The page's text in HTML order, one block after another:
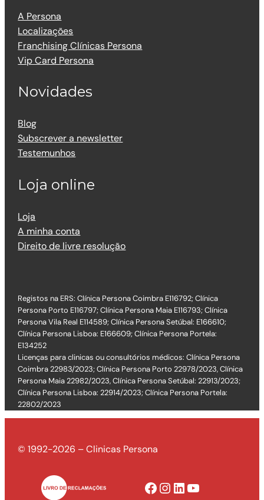
A Persona
Localizações
Franchising Clínicas Persona
Vip Card Persona
Novidades
Blog
Subscrever a newsletter
Testemunhos
Loja online
Loja
A minha conta
Direito de livre resolução
Registos na ERS: Clínica Persona Coimbra E116792; Clínica
Persona Porto E116797; Clínica Persona Maia E116793; Clínica
Persona Vila Real E114589; Clínica Persona Setúbal: E166610;
Clínica Persona Lisboa: E166609; Clínica Persona Portela:
E134252
Licenças para clinicas ou consultórios médicos: Clínica Persona
Coimbra 22983/2023; Clínica Persona Porto 22978/2023, Clínica
Persona Maia 22982/2023, Clínica Persona Setúbal: 22913/2023;
Clínica Persona Lisboa: 22914/2023; Clínica Persona Portela:
22802/2023
© 1992-2026 – Clinicas Persona
Facebook Instagram LinkedIn YouTube